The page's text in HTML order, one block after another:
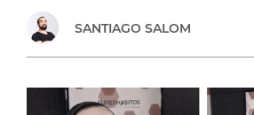
LIBRE:
SANTIAGO SALOM